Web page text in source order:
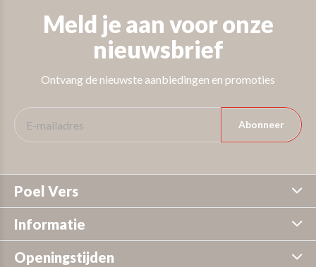
Meld je aan voor onze
nieuwsbrief
Ontvang de nieuwste aanbiedingen en promoties
Abonneer
Poel Vers
Informatie
Openingstijden